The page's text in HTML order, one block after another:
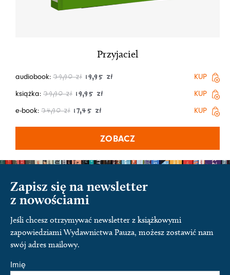
Przyjaciel
audiobook: 39,90zł 19,95 zł
KUP
książka: 39,90zł 19,95 zł
KUP
e-book: 34,90zł 17,45 zł KUP
ZOBACZ
Zapisz się na newsletter
z nowościami
Jeśli chcesz otrzymywać newsletter z książkowymi
zapowiedziami Wydawnictwa Pauza, możesz zostawić nam
swój adres mailowy.
Imię